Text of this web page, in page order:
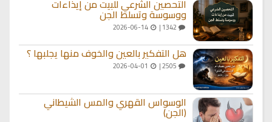
التحصين الشرعي للبيت من إيذاءات
ووسوسة وتسلط الجن
2026-06-14
هل التفكير بالعين والخوف منها يجلبها ؟
الوسواس القهري والمس الشيطاني
(الجن)